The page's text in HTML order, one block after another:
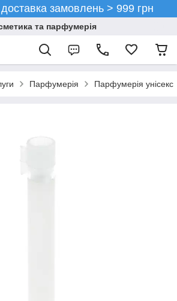
замовлень > 999 грн
та парфумерія
Парфумерія Парфумерія унісекс